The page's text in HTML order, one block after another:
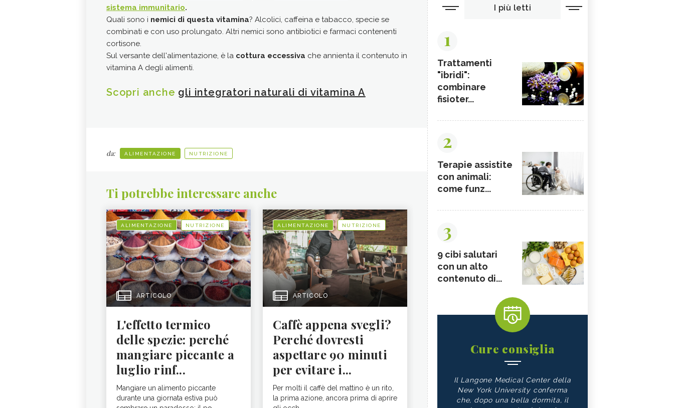
sistema immunitario.
Quali sono i nemici di questa vitamina? Alcolici, caffeina e tabacco, specie se
combinati e con uso prolungato. Altri nemici sono antibiotici e farmaci contenenti
cortisone.
Sul versante dell'alimentazione, è la cottura eccessiva che annienta il contenuto in
vitamina A degli alimenti.
Scopri anche gli integratori naturali di vitamina A
fabbisogno giornaliero raccomandato (20-25 mg a fronte di un
in 2-4 mg/die).
Oltre alla A, sono ricche di vitamina B e vitamina C. Infine, siamo davanti a
propria miniera di minerali: ferro, caclio, magnesio, rame, zinco.
Vuoi coltivare le carote nel tuo orto?
da: ALIMENTAZIONE NUTRIZIONE
Ti potrebbe interessare anche
ALIMENTAZIONE NUTRIZIONE
ARTICOLO
L'effetto termico
delle spezie: perché
mangiare piccante a
luglio rinf...
Mangiare un alimento piccante
durante una giornata estiva può
ALIMENTAZIONE NUTRIZIONE
ARTICOLO
Caffè appena svegli?
Perché dovresti
aspettare 90 minuti
per evitare i...
Per molti il caffè del mattino è un rito,
la prima azione, ancora prima di aprire
I più letti
1
Trattamenti
"ibridi":
combinare
fisioter...
2
Terapie assistite
con animali:
come funz...
3
9 cibi salutari
con un alto
contenuto di...
Cure consiglia
Il Langone Medical Center della
New York University conferma
che, dopo una bella dormita, il